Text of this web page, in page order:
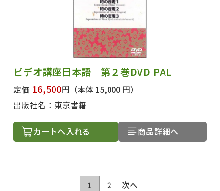
ビデオ講座日本語 第２巻DVD PAL
定価 16,500円 （本体 15,000 円）
出版社名： 東京書籍
カートへ入れる 商品詳細へ
1 2 次へ